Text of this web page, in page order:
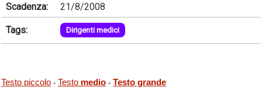
Scadenza: 21/8/2008
Tags: Dirigenti medici
Testo piccolo - Testo medio - Testo grande